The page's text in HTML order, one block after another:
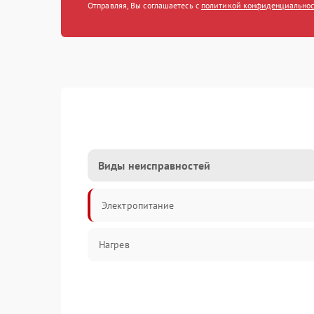
Отправляя, Вы соглашаетесь с политикой
Виды неисправностей
Электропитание
Нагрев